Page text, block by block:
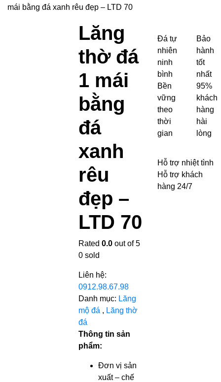
mái bằng đá xanh rêu đẹp – LTD 70
Lăng
thờ đá
1 mái
bằng
đá
xanh
rêu
đẹp –
LTD 70
Rated0.0 out of 5
0 sold
Liên hệ:
0912.98.67.98
Danh mục: Lăng
mộ đá , Lăng thờ
đá
Thông tin sản
phẩm:
Đơn vị sản
xuất – chế
Đá tự
nhiên
ninh
bình
Bền
vững
theo
thời
gian
Bảo
hành
tốt
nhất
95%
khách
hàng
hài
lòng
Hỗ trợ nhiệt tình
Hỗ trợ khách
hàng 24/7